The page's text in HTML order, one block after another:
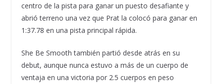
centro de la pista para ganar un puesto desafiante y
abrió terreno una vez que Prat la colocó para ganar en
1:37.78 en una pista principal rápida.
She Be Smooth también partió desde atrás en su
debut, aunque nunca estuvo a más de un cuerpo de
ventaja en una victoria por 2.5 cuerpos en peso